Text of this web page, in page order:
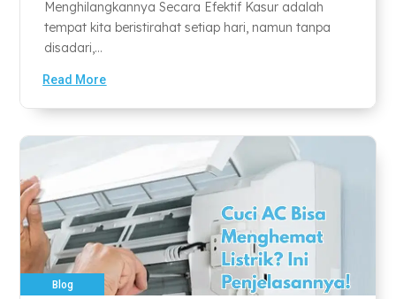
Menghilangkannya Secara Efektif Kasur adalah
tempat kita beristirahat setiap hari, namun tanpa
disadari,...
Read More
Blog